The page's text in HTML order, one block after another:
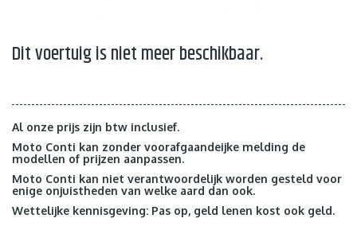
Dit voertuig is niet meer beschikbaar.
Al onze prijs zijn btw inclusief.
Moto Conti kan zonder voorafgaandeijke melding de
modellen of prijzen aanpassen.
Moto Conti kan niet verantwoordelijk worden gesteld voor
enige onjuistheden van welke aard dan ook.
Wettelijke kennisgeving: Pas op, geld lenen kost ook geld.